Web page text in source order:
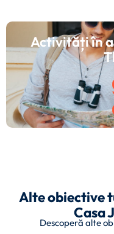
Activități în
Alte obiective
Casa
Descoperă alte